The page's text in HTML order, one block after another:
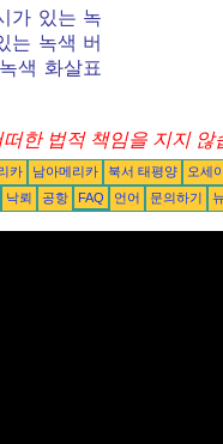
가 있는 녹
는 녹색 버
색 화살표
한 법적 책임을 지지 않
카 남아메리카 북서 태평양
오세
낙뢰 공항 FAQ 언어 문의하기